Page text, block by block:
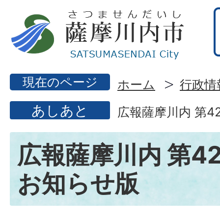
現在のページ ホーム 行政情
あしあと 広報薩摩川内 第
広報薩摩川内 第
お知らせ版